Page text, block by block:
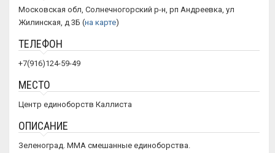
Московская обл, Солнечногорский р-н, рп Андреевка, ул
Жилинская, д 3Б (на карте)
ТЕЛЕФОН
+7(916)124-59-49
МЕСТО
Центр единоборств Каллиста
ОПИСАНИЕ
Зеленоград. ММА смешанные единоборства.